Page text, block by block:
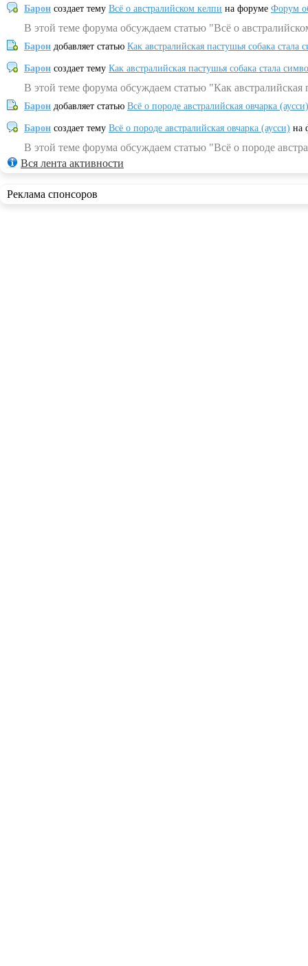
Барон создает тему Всё о австралийском келпи на форуме Форум
В этой теме форума обсуждаем статью "Всё о
Барон добавляет статью Как австралийская пастушья собака
Барон создает тему Как австралийская пастушья собака стала
В этой теме форума обсуждаем статью "Как
Барон добавляет статью Всё о породе австралийская овчарка (аусси)
Барон создает тему Всё о породе австралийская овчарка (аусси) на
В этой теме форума обсуждаем статью "Всё о породе
Вся лента активности
Реклама спонсоров